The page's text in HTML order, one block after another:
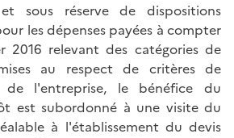
sous réserve de dispositions
les dépenses payées à compter
2016 relevant des catégories de
au respect de critères de
de l'entreprise, le bénéfice du
est subordonné à une visite du
à l'établissement du devis